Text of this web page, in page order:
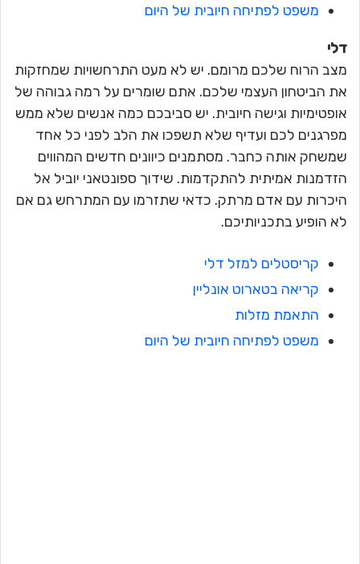
משפט לפתיחה חיובית של היום
דלי
מצב הרוח שלכם מרומם. יש לא מעט התרחשויות שמחזקות
את הביטחון העצמי שלכם. אתם שומרים על רמה גבוהה של
אופטימיות וגישה חיובית. יש סביבכם כמה אנשים שלא ממש
מפרגנים לכם ועדיף שלא תשפכו את הלב לפני כל אחד
שמשחק אותה כחבר. מסתמנים כיוונים חדשים המהווים
הזדמנות אמיתית להתקדמות. שידוך ספונטאני יוביל אל
היכרות עם אדם מרתק. כדאי שתזרמו עם המתרחש גם אם
לא הופיע בתכניותיכם.
קריסטלים למזל דלי
קריאה בטארוט אונליין
התאמת מזלות
משפט לפתיחה חיובית של היום